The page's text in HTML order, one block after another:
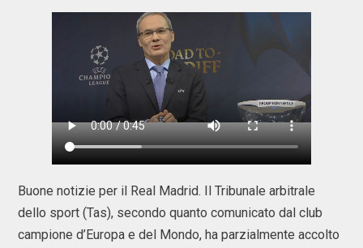
Buone notizie per il Real Madrid. Il Tribunale arbitrale
dello sport (Tas), secondo quanto comunicato dal club
campione d’Europa e del Mondo, ha parzialmente accolto